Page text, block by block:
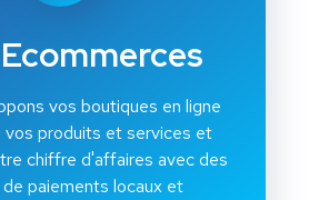
vos boutiques en ligne
vos produits et services et
chiffre d'affaires avec des
paiements locaux et